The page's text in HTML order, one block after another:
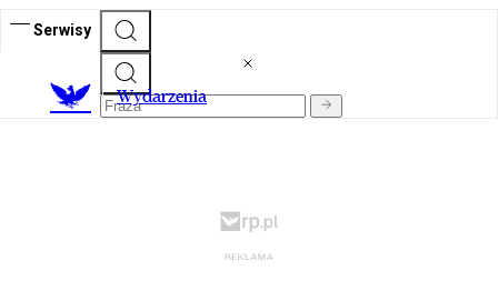
Serwisy
Wydarzenia